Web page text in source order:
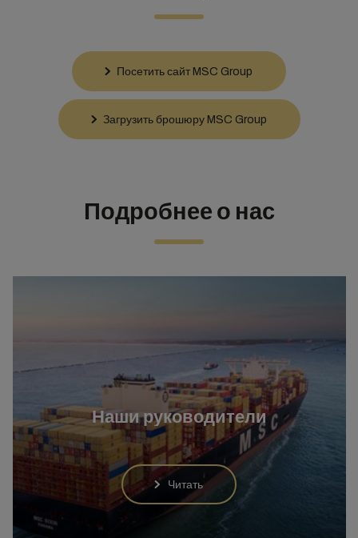
Посетить сайт MSC Group
Загрузить брошюру MSC Group
Подробнее о нас
Наши руководители
Читать